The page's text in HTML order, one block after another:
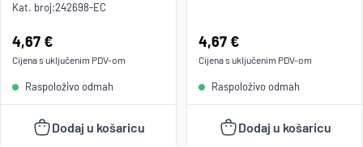
Kat. broj:242698-EC
Cijena:
4,67 €
Cijena s uključenim PDV-om
Raspoloživo odmah
Dodaj u košaricu
Cijena:
4,67 €
Cijena s uključenim PDV-om
Raspoloživo odmah
Dodaj u košaricu